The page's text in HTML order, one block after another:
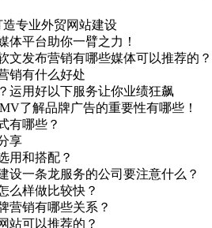
专业外贸网站建设
体平台助你一臂之力！
文发布营销有哪些媒体可以推荐的？
销有什么好处
运用好以下服务让你业绩狂飙
了解品牌广告的重要性有哪些！
有哪些？
享
用和搭配？
设一条龙服务的公司要注意什么？
么样做比较快？
营销有哪些关系？
站可以推荐的？